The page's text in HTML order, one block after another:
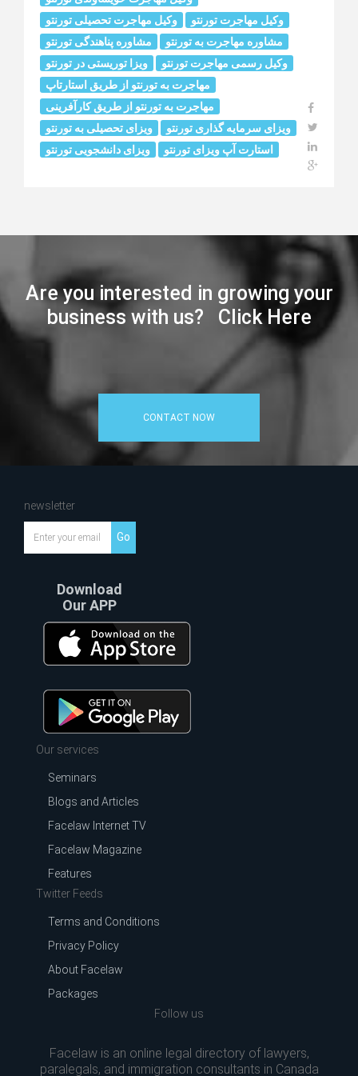
وکیل مهاجرت تحصیلی تورنتو
وکیل مهاجرت تورنتو
مشاوره پناهندگی تورنتو
مشاوره مهاجرت به تورنتو
ویزا توریستی در تورنتو
وکیل رسمی مهاجرت تورنتو
مهاجرت به تورنتو از طریق استارتاپ
مهاجرت به تورنتو از طریق کارآفرینی
ویزای تحصیلی به تورنتو
ویزای سرمایه گذاری تورنتو
ویزای دانشجویی تورنتو
استارت آپ ویزای تورنتو
Are you interested in growing your
business with us? Click Here
CONTACT NOW
newsletter
Go
Download
Our APP
Our services
Seminars
Blogs and Articles
Facelaw Internet TV
Facelaw Magazine
Features
Twitter Feeds
Terms and Conditions
Privacy Policy
About Facelaw
Packages
Follow us
Facelaw is an online legal directory of lawyers,
paralegals, and immigration consultants in Canada